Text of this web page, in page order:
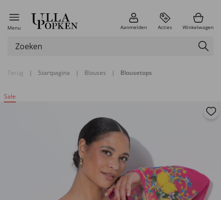
Menu Aanmelden Acties Winkelwagen
Terug | Startpagina | Blouses | Blousetops
Sale